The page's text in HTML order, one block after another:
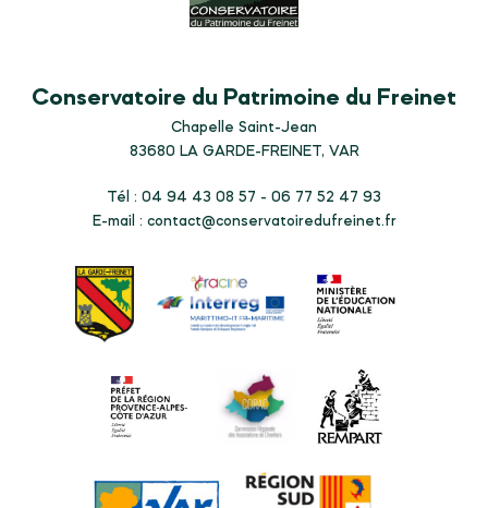
Conservatoire du Patrimoine du Freinet
Chapelle Saint-Jean
83680 LA GARDE-FREINET, VAR
Tél : 04 94 43 08 57 - 06 77 52 47 93
E-mail : contact@conservatoiredufreinet.fr